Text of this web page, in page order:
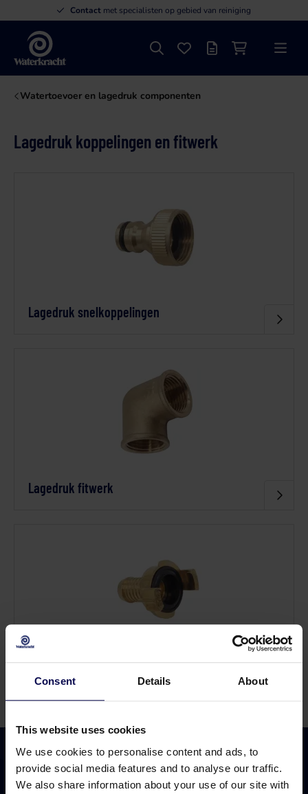
Consent Details About
This website uses cookies
We use cookies to personalise content and ads, to
provide social media features and to analyse our traffic.
We also share information about your use of our site with
Contact met specialisten op gebied van reiniging
Waterkracht
ZoekenFavorieten
OffertelijstWinkelwagen
Menu
Watertoevoer en lagedruk componenten
Lagedruk koppelingen en fitwerk
Lagedruk snelkoppelingen
Lagedruk fitwerk
Geka koppelingen